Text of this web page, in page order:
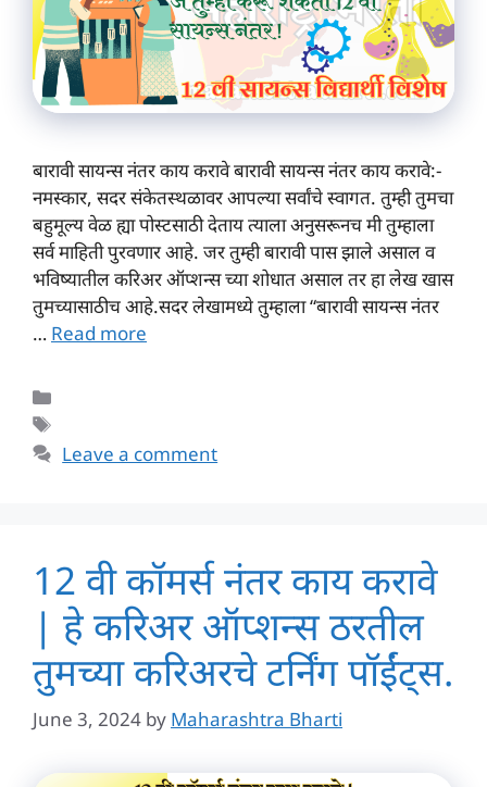
बारावी सायन्स नंतर काय करावे बारावी सायन्स नंतर काय करावे:-
नमस्कार, सदर संकेतस्थळावर आपल्या सर्वांचे स्वागत. तुम्ही तुमचा
बहुमूल्य वेळ ह्या पोस्टसाठी देताय त्याला अनुसरूनच मी तुम्हाला
सर्व माहिती पुरवणार आहे. जर तुम्ही बारावी पास झाले असाल व
भविष्यातील करिअर ऑप्शन्स च्या शोधात असाल तर हा लेख खास
तुमच्यासाठीच आहे.सदर लेखामध्ये तुम्हाला “बारावी सायन्स नंतर
… Read more
Leave a comment
12 वी कॉमर्स नंतर काय करावे
| हे करिअर ऑप्शन्स ठरतील
तुमच्या करिअरचे टर्निंग पॉईंट्स.
June 3, 2024 by Maharashtra Bharti